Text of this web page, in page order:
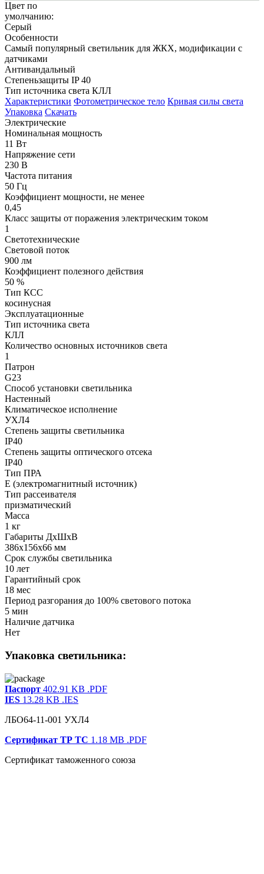
Цвет по
умолчанию:
Серый
Особенности
Самый популярный светильник для ЖКХ, модификации с
датчиками
Антивандальный
Степеньзащиты IP 40
Тип источника света КЛЛ
Характеристики Фотометрическое тело Кривая силы света
Упаковка Скачать
Электрические
Номинальная мощность
11 Вт
Напряжение сети
230 В
Частота питания
50 Гц
Коэффициент мощности, не менее
0,45
Класс защиты от поражения электрическим током
1
Светотехнические
Световой поток
900 лм
Коэффициент полезного действия
50 %
Тип КСС
косинусная
Эксплуатационные
Тип источника света
КЛЛ
Количество основных источников света
1
Патрон
G23
Способ установки светильника
Настенный
Климатическое исполнение
УХЛ4
Степень защиты светильника
IP40
Степень защиты оптического отсека
IP40
Тип ПРА
E (электромагнитный источник)
Тип рассеивателя
призматический
Масса
1 кг
Габариты ДхШхВ
386x156x66 мм
Срок службы светильника
10 лет
Гарантийный срок
18 мес
Период разгорания до 100% светового потока
5 мин
Наличие датчика
Нет
Упаковка светильника:
Паспорт 402.91 KB .PDF
IES 13.28 KB .IES
ЛБО64-11-001 УХЛ4
Сертификат ТР ТС 1.18 MB .PDF
Сертификат таможенного союза